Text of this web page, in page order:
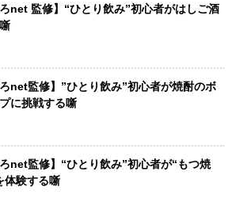
ろnet 監修】“ひとり飲み”初心者がはしご酒
ろnet監修】”ひとり飲み”初心者が焼酎のボ
に挑戦する噺
ろnet監修】“ひとり飲み”初心者が“もつ焼
体験する噺